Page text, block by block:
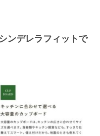
ンデレラフィットで